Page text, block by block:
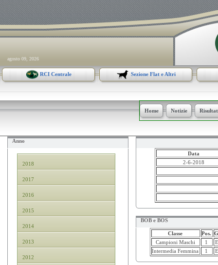
agosto 09, 2026
RCI Centrale Sezione Flat e Altri
Home Notizie
Anno
2018
2017
2016
2015
2014
2013
2012
Data
2-6-2018
BOB e BOS
Classe Pos.
Campioni Maschi
1
Intermedia Femmina
1